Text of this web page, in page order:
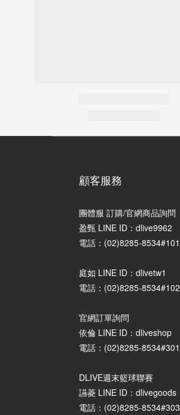
顧客服務
團體服 訂購/官網商品詢問
盈甄 LINE ID：dlive9962
電話：(02)8285-8534#101
庭如 LINE ID：dlivetw1
電話：(02)8285-8534#102
官網訂單詢問
依倫 LINE ID：dliveshop
電話：(02)8285-8534#301
DLIVE週末籃球聯賽
讌菱 LINE ID：dlivegoods
電話：(02)8285-8534#303